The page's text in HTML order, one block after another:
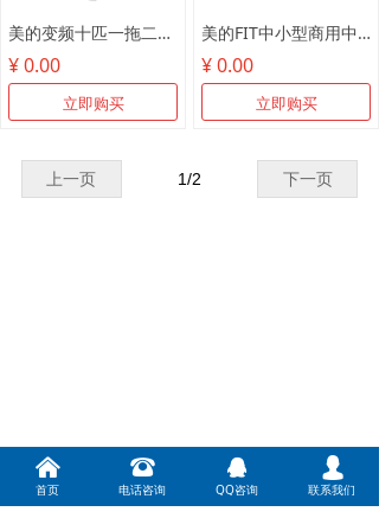
美的变频十匹一拖二MDV-250W/SN1-8R1
¥ 0.00
立即购买
美的FIT中小型商用中央空调
¥ 0.00
立即购买
上一页 下一页
1/2
낀
首页
뀰
电话咨询
뀩
QQ咨询
넙
联系我们